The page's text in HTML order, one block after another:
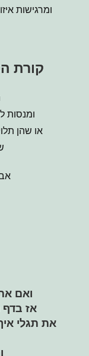
ומרגישות
קורת
ומנסות
או שהן
ואם
אז בדף
את תגלי